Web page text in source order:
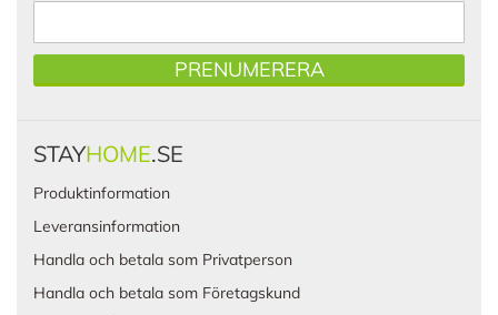
PRENUMERERA
STAYHOME.SE
Produktinformation
Leveransinformation
Handla och betala som Privatperson
Handla och betala som Företagskund